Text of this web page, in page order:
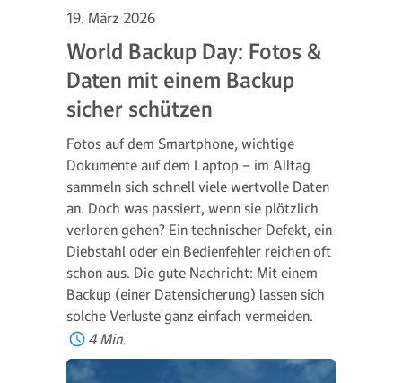
19. März 2026
World Backup Day: Fotos &
Daten mit einem Backup
sicher schützen
Fotos auf dem Smartphone, wichtige
Dokumente auf dem Laptop – im Alltag
sammeln sich schnell viele wertvolle Daten
an. Doch was passiert, wenn sie plötzlich
verloren gehen? Ein technischer Defekt, ein
Diebstahl oder ein Bedienfehler reichen oft
schon aus. Die gute Nachricht: Mit einem
Backup (einer Datensicherung) lassen sich
solche Verluste ganz einfach vermeiden.
4 Min.